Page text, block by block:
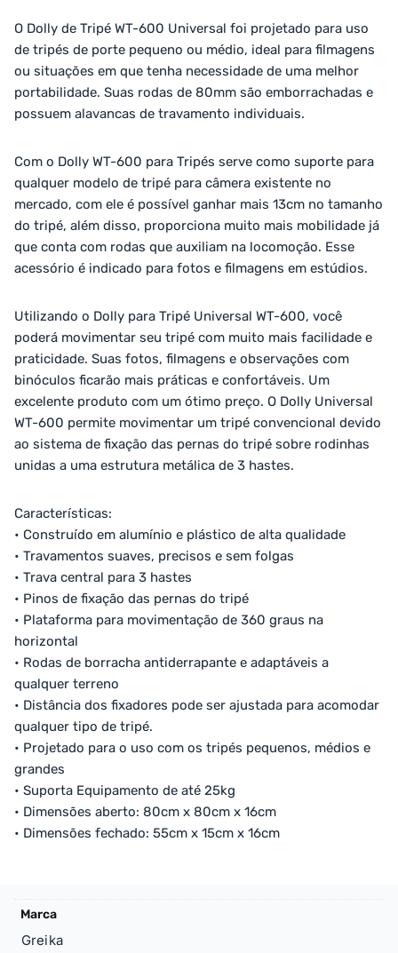
O Dolly de Tripé WT-600 Universal foi projetado para uso
de tripés de porte pequeno ou médio, ideal para filmagens
ou situações em que tenha necessidade de uma melhor
portabilidade. Suas rodas de 80mm são emborrachadas e
possuem alavancas de travamento individuais.
Com o Dolly WT-600 para Tripés serve como suporte para
qualquer modelo de tripé para câmera existente no
mercado, com ele é possível ganhar mais 13cm no tamanho
do tripé, além disso, proporciona muito mais mobilidade já
que conta com rodas que auxiliam na locomoção. Esse
acessório é indicado para fotos e filmagens em estúdios.
Utilizando o Dolly para Tripé Universal WT-600, você
poderá movimentar seu tripé com muito mais facilidade e
praticidade. Suas fotos, filmagens e observações com
binóculos ficarão mais práticas e confortáveis. Um
excelente produto com um ótimo preço. O Dolly Universal
WT-600 permite movimentar um tripé convencional devido
ao sistema de fixação das pernas do tripé sobre rodinhas
unidas a uma estrutura metálica de 3 hastes.
Características:
• Construído em alumínio e plástico de alta qualidade
• Travamentos suaves, precisos e sem folgas
• Trava central para 3 hastes
• Pinos de fixação das pernas do tripé
• Plataforma para movimentação de 360 graus na
horizontal
• Rodas de borracha antiderrapante e adaptáveis a
qualquer terreno
• Distância dos fixadores pode ser ajustada para acomodar
qualquer tipo de tripé.
• Projetado para o uso com os tripés pequenos, médios e
grandes
• Suporta Equipamento de até 25kg
• Dimensões aberto: 80cm x 80cm x 16cm
• Dimensões fechado: 55cm x 15cm x 16cm
Marca
Greika